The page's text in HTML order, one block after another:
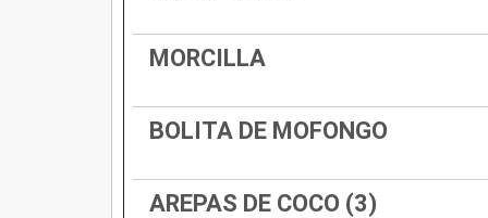
MORCILLA
BOLITA DE MOFONGO
AREPAS DE COCO (3)